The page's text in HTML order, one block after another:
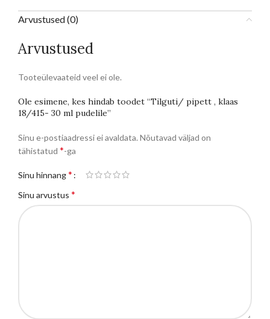
Arvustused (0)
Arvustused
Tooteülevaateid veel ei ole.
Ole esimene, kes hindab toodet “Tilguti/ pipett , klaas
18/415- 30 ml pudelile”
Sinu e-postiaadressi ei avaldata. Nõutavad väljad on
tähistatud *-ga
Sinu hinnang*
Sinu arvustus *